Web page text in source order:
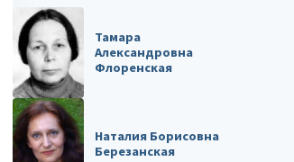
Тамара
Александровна
Флоренская
Наталия Борисовна
Березанская